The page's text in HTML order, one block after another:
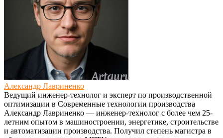
Александр Лавриненко
Ведущий инженер-технолог и эксперт по производственной
оптимизации в Современные технологии производства
Александр Лавриненко — инженер-технолог с более чем 25-
летним опытом в машиностроении, энергетике, строительстве
и автоматизации производства. Получил степень магистра в